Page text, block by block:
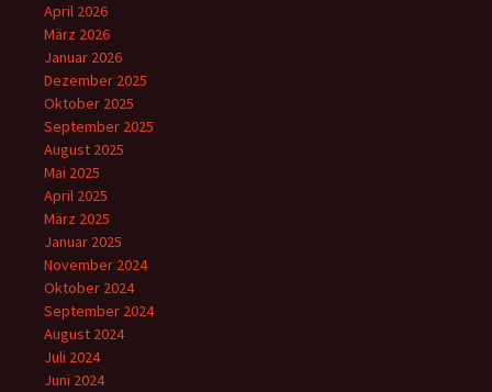
April 2026
März 2026
Januar 2026
Dezember 2025
Oktober 2025
September 2025
August 2025
Mai 2025
April 2025
März 2025
Januar 2025
November 2024
Oktober 2024
September 2024
August 2024
Juli 2024
Juni 2024